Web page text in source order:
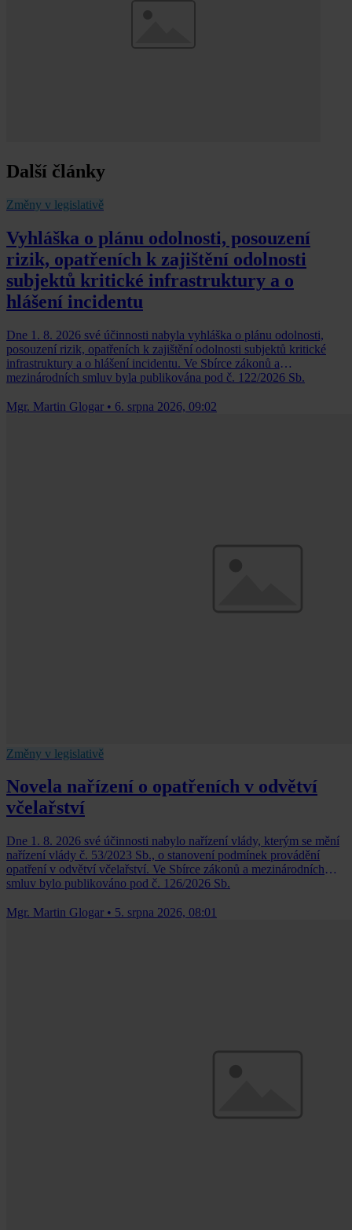
Další články
Změny v legislativě
Vyhláška o plánu odolnosti, posouzení
rizik, opatřeních k zajištění odolnosti
subjektů kritické infrastruktury a o
hlášení incidentu
Dne 1. 8. 2026 své účinnosti nabyla vyhláška o plánu odolnosti,
posouzení rizik, opatřeních k zajištění odolnosti subjektů kritické
infrastruktury a o hlášení incidentu. Ve Sbírce zákonů a
mezinárodních smluv byla publikována pod č. 122/2026 Sb.
Mgr. Martin Glogar • 6. srpna 2026, 09:02
Změny v legislativě
Novela nařízení o opatřeních v odvětví
včelařství
Dne 1. 8. 2026 své účinnosti nabylo nařízení vlády, kterým se mění
nařízení vlády č. 53/2023 Sb., o stanovení podmínek provádění
opatření v odvětví včelařství. Ve Sbírce zákonů a mezinárodních
smluv bylo publikováno pod č. 126/2026 Sb.
Mgr. Martin Glogar • 5. srpna 2026, 08:01